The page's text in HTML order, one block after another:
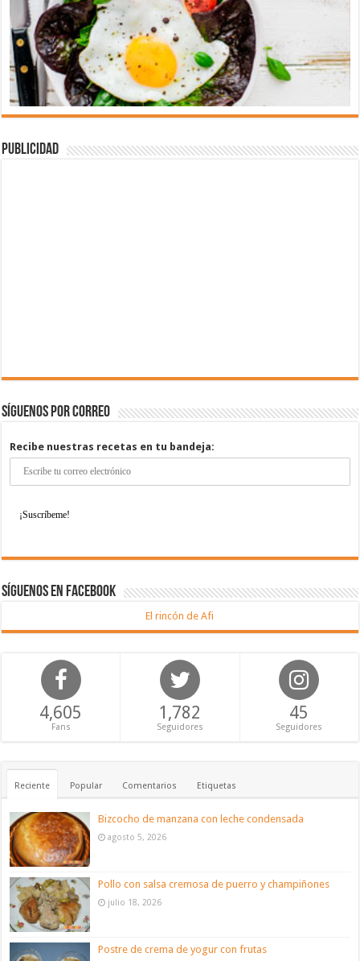
Publicidad
Síguenos por correo
Recibe nuestras recetas en tu bandeja:
Síguenos en Facebook
El rincón de Afi
4,605
Fans
1,782
Seguidores
45
Seguidores
Reciente Popular Comentarios Etiquetas
Bizcocho de manzana con leche condensada
agosto 5, 2026
Pollo con salsa cremosa de puerro y champiñones
julio 18, 2026
Postre de crema de yogur con frutas